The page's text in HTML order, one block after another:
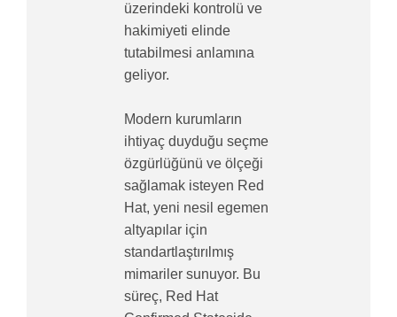
üzerindeki kontrolü ve
hakimiyeti elinde
tutabilmesi anlamına
geliyor.
Modern kurumların
ihtiyaç duyduğu seçme
özgürlüğünü ve ölçeği
sağlamak isteyen Red
Hat, yeni nesil egemen
altyapılar için
standartlaştırılmış
mimariler sunuyor. Bu
süreç, Red Hat